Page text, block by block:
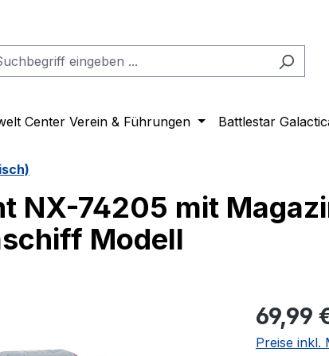
Center Verein & Führungen Battlestar
NX-74205 mit
Modell
Regulärer
69,99
Preise inkl.